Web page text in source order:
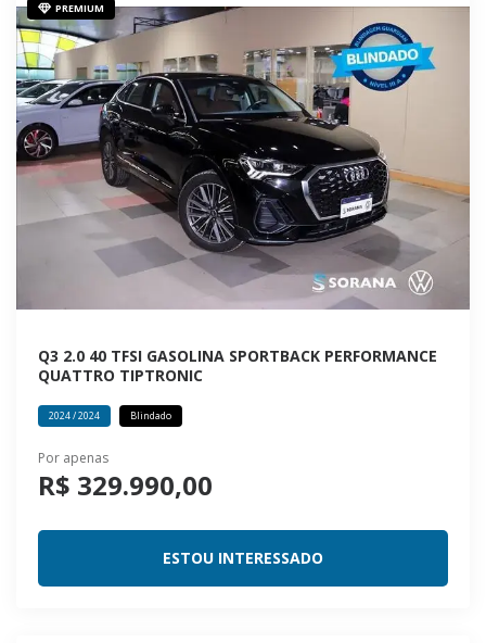
PREMIUM
Q3 2.0 40 TFSI GASOLINA SPORTBACK PERFORMANCE
QUATTRO TIPTRONIC
2024 / 2024 Blindado
Por apenas
R$ 329.990,00
ESTOU INTERESSADO